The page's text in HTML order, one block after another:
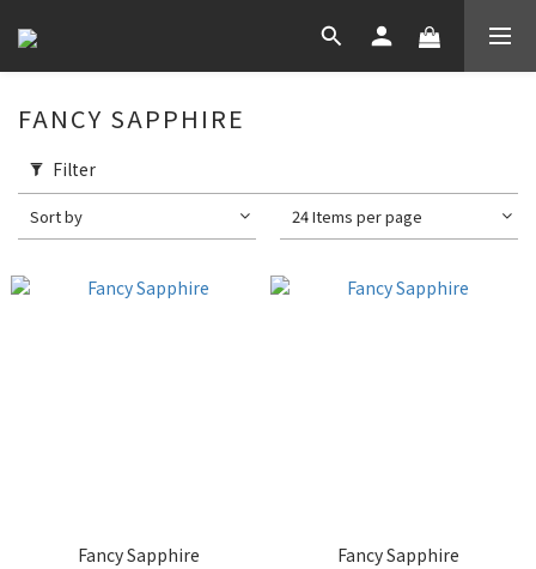
FANCY SAPPHIRE
Filter
Sort by 24 Items per page
Fancy Sapphire Fancy Sapphire